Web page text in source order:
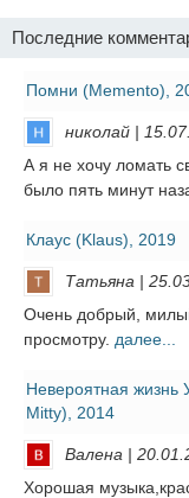
Последние
Помни (Memento),
николай |
А я не хочу ломать
было пять минут
Клаус (Klaus), 2019
Татьяна |
Очень добрый,
просмотру. далее...
Невероятная жизнь
Mitty), 2014
Валена |
Хорошая